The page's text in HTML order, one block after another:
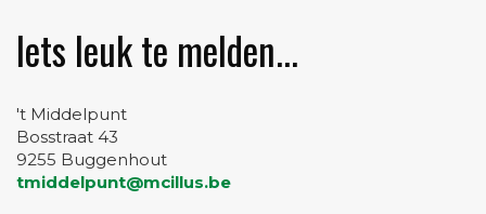
Iets leuk te melden...
't Middelpunt
Bosstraat 43
9255 Buggenhout
tmiddelpunt@mcillus.be